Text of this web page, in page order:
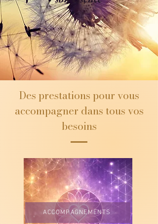
Des prestations pour vous
accompagner dans tous vos
besoins
ACCOMPAGNEMENTS